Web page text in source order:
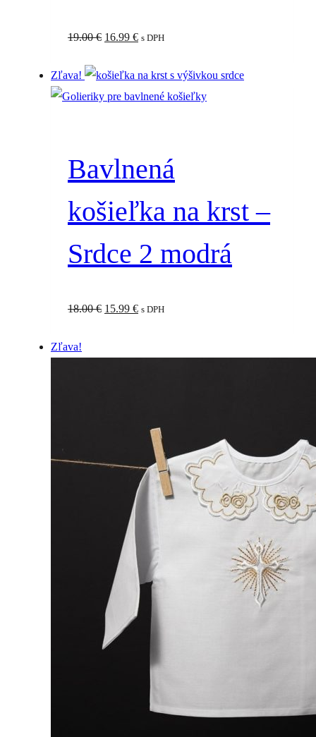
19.00€ Pôvodná
bola:
19.00 €.
16.99 €Aktuálna
je:
16.99 €.
s DPH
Zľava!
Bavlnená
košieľka na krst –
Srdce 2 modrá
18.00€ Pôvodná
15.99 €Aktuálna
s DPH
Zľava!